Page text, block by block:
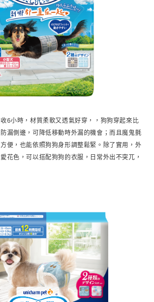
6小時，材質柔軟又透氣好穿，，狗狗穿起來比
漏側邊，可降低移動時外漏的機會；而且魔鬼氈
便，也能依照狗狗身形調整鬆緊。除了實用，外
花色，可以搭配狗狗的衣服，日常外出不突兀，